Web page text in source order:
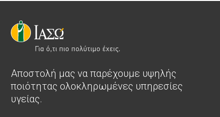
Αποστολή μας να παρέχουμε υψηλής
ποιότητας ολοκληρωμένες υπηρεσίες
υγείας.